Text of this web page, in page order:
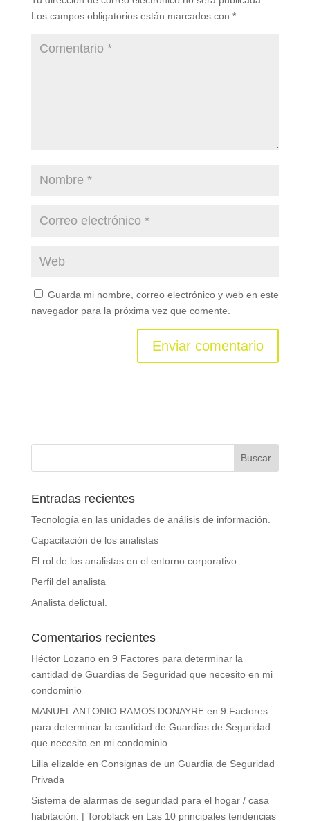
Los campos obligatorios están marcados con *
Guarda mi nombre, correo electrónico y web en este
navegador para la próxima vez que comente.
Entradas recientes
Tecnología en las unidades de análisis de información.
Capacitación de los analistas
El rol de los analistas en el entorno corporativo
Perfil del analista
Analista delictual.
Comentarios recientes
Héctor Lozanoen 9 Factores para determinar la
cantidad de Guardias de Seguridad que necesito en mi
condominio
MANUEL ANTONIO RAMOS DONAYREen 9 Factores
para determinar la cantidad de Guardias de Seguridad
que necesito en mi condominio
Lilia elizalde en Consignas de un Guardia de Seguridad
Privada
Sistema de alarmas de seguridad para el hogar / casa
habitación. | Toroblacken Las 10 principales tendencias